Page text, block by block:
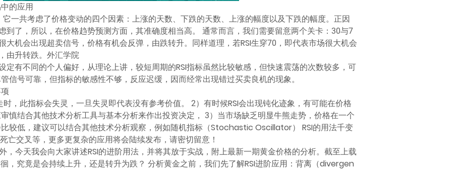
的应用
它一共考虑了价格变动的四个因素：上涨的天数、下跌的天数、上涨的幅度以及下跌的幅度。正因
到了，所以，在价格趋势预测方面，其准确度相当高。 通常而言，我们需要留意两个关卡：30与7
大机会出现超卖信号，价格有机会反弹，由跌转升。同样道理，若RSI生穿70，即代表市场很大机会
由升转跌。外汇学院
定有不同的个人偏好，从理论上讲，较短周期的RSI指标虽然比较敏感，但快速震荡的次数较多，可
信号可靠，但指标的敏感性不够，反应迟缓，因而经常出现错过买卖良机的现象。
，此指标会失灵，一旦失灵即代表没有参考价值。 2）有时候RSI会出现钝化迹象，有可能在价格
慎结合其他技术分析工具与基本分析来作出投资决定， 3）当市场缺乏明显牛熊走势，价格在一个
较低，建议可以结合其他技术分析观察，例如随机指标（Stochastic Oscillator） RSI的用法千变
亡交叉等，更多更复杂的应用将会陆续发布，请密切留意！
，今天我会向大家讲述RSI的进阶用法，并将其放于实战，附上最新一期黄金价格的分析。截至上载
，究竟是会持续上升，还是转升为跌？ 分析黄金之前，我们先了解RSI进阶应用：背离（divergen